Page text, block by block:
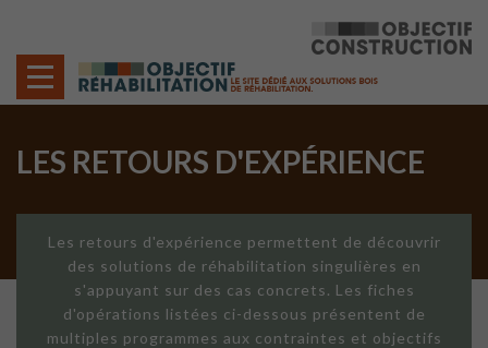
LES RETOURS D'EXPÉRIENCE
Les retours d'expérience permettent de découvrir
des solutions de réhabilitation singulières en
s'appuyant sur des cas concrets. Les fiches
d'opérations listées ci-dessous présentent de
multiples programmes aux contraintes et objectifs